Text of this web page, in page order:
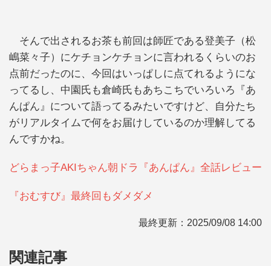
そんで出されるお茶も前回は師匠である登美子（松
嶋菜々子）にケチョンケチョンに言われるくらいのお
点前だったのに、今回はいっぱしに点てれるようにな
ってるし、中園氏も倉崎氏もあちこちでいろいろ『あ
んぱん』について語ってるみたいですけど、自分たち
がリアルタイムで何をお届けしているのか理解してる
んですかね。
どらまっ子AKIちゃん朝ドラ『あんぱん』全話レビュー
『おむすび』最終回もダメダメ
最終更新： 2025/09/08 14:00
関連記事